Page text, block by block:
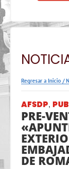
Regresar a Inicio /
AFSDP,
PRE-
DE